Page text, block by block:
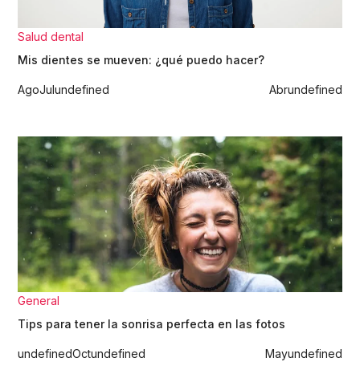
Salud dental
Mis dientes se mueven: ¿qué puedo hacer?
AgoJulundefined Abrundefined
General
Tips para tener la sonrisa perfecta en las fotos
undefinedOctundefined Mayundefined